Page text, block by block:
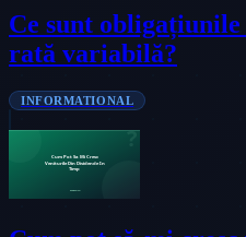
Ce sunt
rată variabilă?
INFORMATIONAL